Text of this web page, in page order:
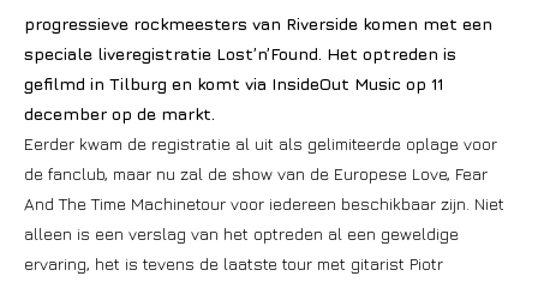
progressieve rockmeesters van Riverside komen met een
speciale liveregistratie Lost’n’Found. Het optreden is
gefilmd in Tilburg en komt via InsideOut Music op 11
december op de markt.
Eerder kwam de registratie al uit als gelimiteerde oplage voor
de fanclub, maar nu zal de show van de Europese Love, Fear
And The Time Machinetour voor iedereen beschikbaar zijn. Niet
alleen is een verslag van het optreden al een geweldige
ervaring, het is tevens de laatste tour met gitarist Piotr